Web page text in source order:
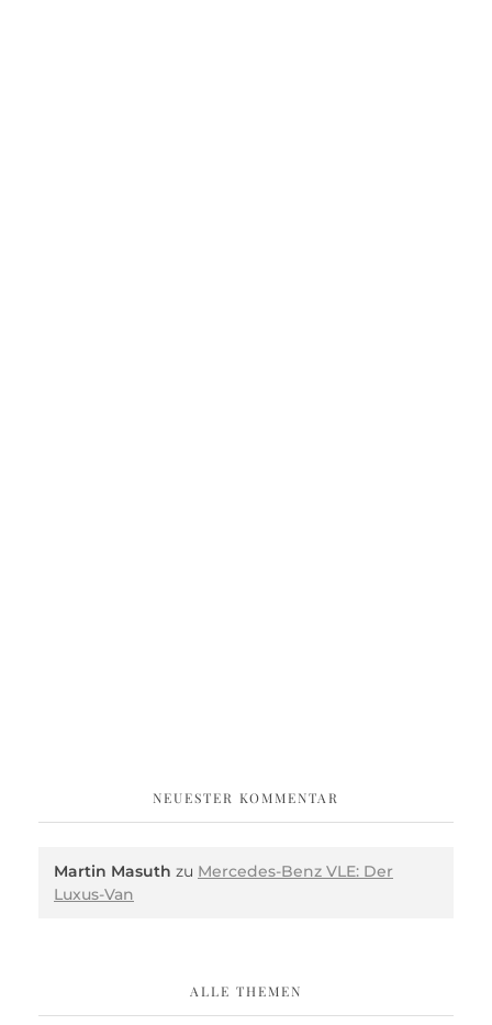
NEUESTER KOMMENTAR
Martin Masuth zu Mercedes-Benz VLE: Der
Luxus-Van
ALLE THEMEN